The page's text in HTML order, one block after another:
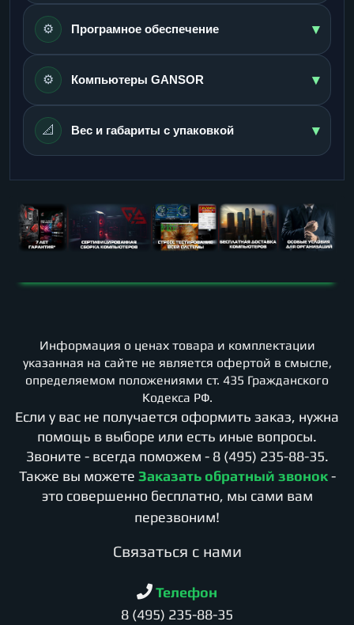
⚙️ Програмное обеспечение ▾
⚙️ Компьютеры GANSOR ▾
📐 Вес и габариты с упаковкой ▾
Информация о ценах товара и комплектации
указанная на сайте не является офертой в смысле,
определяемом положениями ст. 435 Гражданского
Кодекса РФ.
Если у вас не получается оформить заказ, нужна
помощь в выборе или есть иные вопросы.
Звоните - всегда поможем - 8 (495) 235-88-35.
Также вы можете Заказать обратный звонок -
это совершенно бесплатно, мы сами вам
перезвоним!
Cвязаться с нами
Телефон
8 (495) 235-88-35